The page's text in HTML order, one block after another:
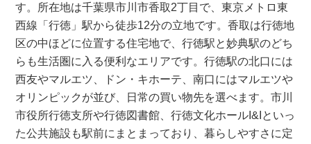
す。所在地は千葉県市川市香取2丁目で、東京メトロ東
西線「行徳」駅から徒歩12分の立地です。香取は行徳地
区の中ほどに位置する住宅地で、行徳駅と妙典駅のどち
らも生活圏に入る便利なエリアです。行徳駅の北口には
西友やマルエツ、ドン・キホーテ、南口にはマルエツや
オリンピックが並び、日常の買い物先を選べます。市川
市役所行徳支所や行徳図書館、行徳文化ホールI&Iといっ
た公共施設も駅前にまとまっており、暮らしやすさに定